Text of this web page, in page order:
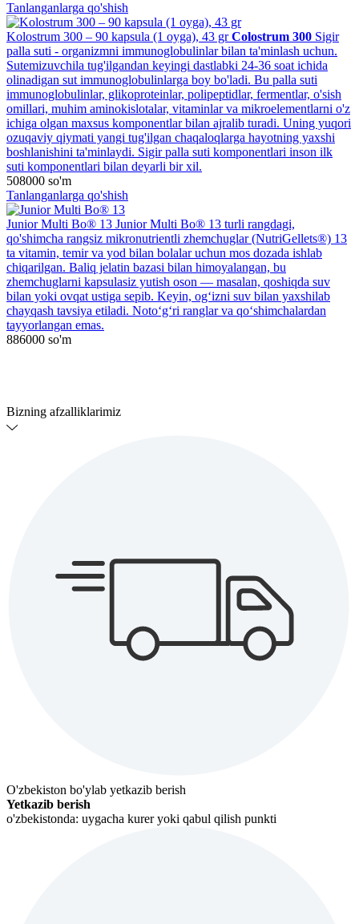
Tanlanganlarga qo'shish
Kolostrum 300 – 90 kapsula (1 oyga), 43 gr Colostrum 300 Sigir
palla suti - organizmni immunoglobulinlar bilan ta'minlash uchun.
Sutemizuvchila tug'ilgandan keyingi dastlabki 24-36 soat ichida
olinadigan sut immunoglobulinlarga boy bo'ladi. Bu palla suti
immunoglobulinlar, glikoproteinlar, polipeptidlar, fermentlar, o'sish
omillari, muhim aminokislotalar, vitaminlar va mikroelementlarni o'z
ichiga olgan maxsus komponentlar bilan ajralib turadi. Uning yuqori
ozuqaviy qiymati yangi tug'ilgan chaqaloqlarga hayotning yaxshi
boshlanishini ta'minlaydi. Sigir palla suti komponentlari inson ilk
suti komponentlari bilan deyarli bir xil.
508000 so'm
Tanlanganlarga qo'shish
Junior Multi Bo® 13 Junior Multi Bo® 13 turli rangdagi,
qo'shimcha rangsiz mikronutrientli zhemchuglar (NutriGellets®) 13
ta vitamin, temir va yod bilan bolalar uchun mos dozada ishlab
chiqarilgan. Baliq jelatin bazasi bilan himoyalangan, bu
zhemchuglarni kapsulasiz yutish oson — masalan, qoshiqda suv
bilan yoki ovqat ustiga sepib. Keyin, og‘izni suv bilan yaxshilab
chayqash tavsiya etiladi. Noto‘g‘ri ranglar va qo‘shimchalardan
tayyorlangan emas.
886000 so'm
Bizning afzalliklarimiz
O'zbekiston bo'ylab yetkazib berish
Yetkazib berish
o'zbekistonda: uygacha kurer yoki qabul qilish punkti